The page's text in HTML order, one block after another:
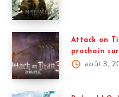
Attack on
prochain
août 3,